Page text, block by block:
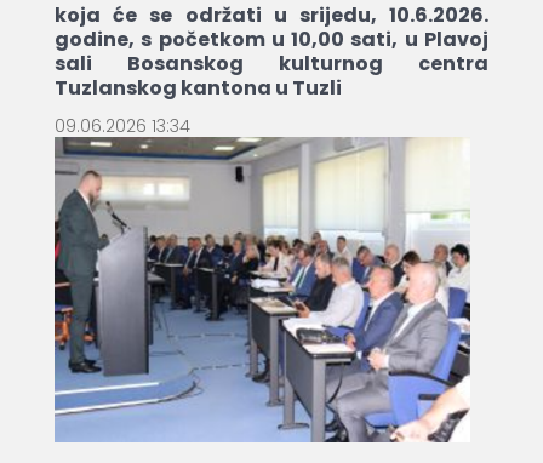
koja će se održati u srijedu, 10.6.2026.
godine, s početkom u 10,00 sati, u Plavoj
sali Bosanskog kulturnog centra
Tuzlanskog kantona u Tuzli
09.06.2026 13:34